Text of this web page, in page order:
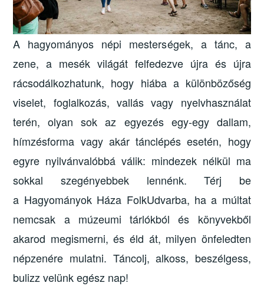
A hagyományos népi mesterségek, a tánc, a
zene, a mesék világát felfedezve újra és újra
rácsodálkozhatunk, hogy hiába a különbözőség
viselet, foglalkozás, vallás vagy nyelvhasználat
terén, olyan sok az egyezés egy-egy dallam,
hímzésforma vagy akár tánclépés esetén, hogy
egyre nyilvánvalóbbá válik: mindezek nélkül ma
sokkal szegényebbek lennénk. Térj be
a Hagyományok Háza FolkUdvarba, ha a múltat
nemcsak a múzeumi tárlókból és könyvekből
akarod megismerni, és éld át, milyen önfeledten
népzenére mulatni. Táncolj, alkoss, beszélgess,
bulizz velünk egész nap!